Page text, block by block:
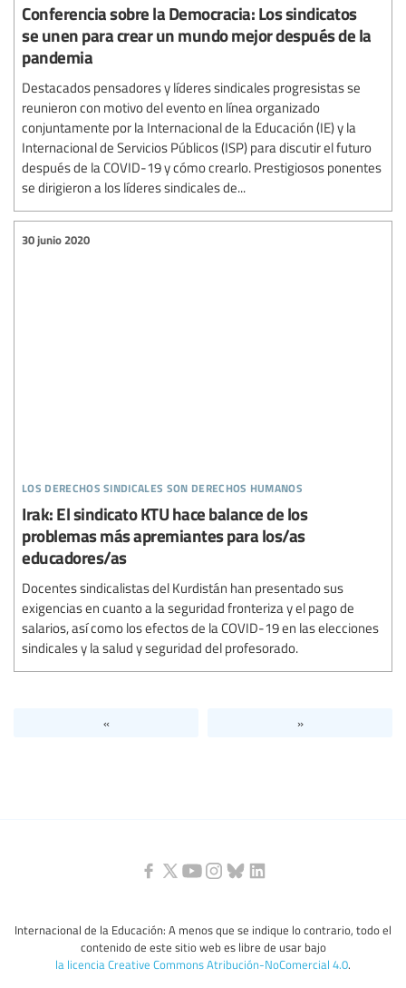
Conferencia sobre la Democracia: Los sindicatos
se unen para crear un mundo mejor después de la
pandemia
Destacados pensadores y líderes sindicales progresistas se
reunieron con motivo del evento en línea organizado
conjuntamente por la Internacional de la Educación (IE) y la
Internacional de Servicios Públicos (ISP) para discutir el futuro
después de la COVID-19 y cómo crearlo. Prestigiosos ponentes
se dirigieron a los líderes sindicales de...
los derechos sindicales son derechos humanos
30 junio 2020
Irak: El sindicato KTU hace balance de los
problemas más apremiantes para los/as
educadores/as
Docentes sindicalistas del Kurdistán han presentado sus
exigencias en cuanto a la seguridad fronteriza y el pago de
salarios, así como los efectos de la COVID-19 en las elecciones
sindicales y la salud y seguridad del profesorado.
« »
Internacional de la Educación: A menos que se indique lo contrario, todo el
contenido de este sitio web es libre de usar bajo
la licencia Creative Commons Atribución-NoComercial 4.0.